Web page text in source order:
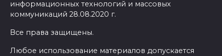
информационных технологий и массовых
коммуникаций 28.08.2020 г.
Все права защищены.
Любое использование материалов допускается